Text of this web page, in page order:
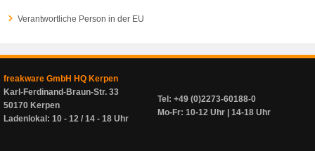
Verantwortliche Person in der EU
freakware GmbH HQ Kerpen
Karl-Ferdinand-Braun-Str. 33
50170 Kerpen
Ladenlokal: 10 - 12 / 14 - 18 Uhr
Tel: +49 (0)2273-60188-0
Mo-Fr: 10-12 Uhr | 14-18 Uhr